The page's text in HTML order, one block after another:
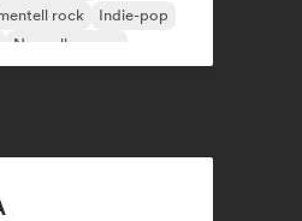
rock
Indie-pop
Nouvelle scene